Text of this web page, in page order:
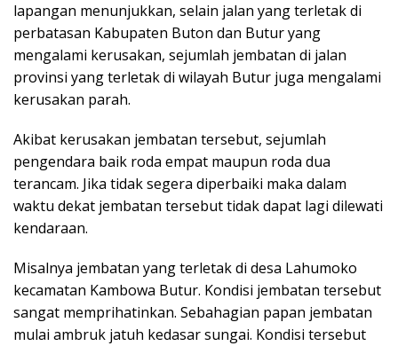
lapangan menunjukkan, selain jalan yang terletak di
perbatasan Kabupaten Buton dan Butur yang
mengalami kerusakan, sejumlah jembatan di jalan
provinsi yang terletak di wilayah Butur juga mengalami
kerusakan parah.
Akibat kerusakan jembatan tersebut, sejumlah
pengendara baik roda empat maupun roda dua
terancam. Jika tidak segera diperbaiki maka dalam
waktu dekat jembatan tersebut tidak dapat lagi dilewati
kendaraan.
Misalnya jembatan yang terletak di desa Lahumoko
kecamatan Kambowa Butur. Kondisi jembatan tersebut
sangat memprihatinkan. Sebahagian papan jembatan
mulai ambruk jatuh kedasar sungai. Kondisi tersebut